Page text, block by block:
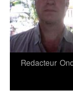
Redacteur